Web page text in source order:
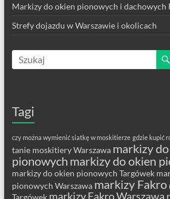
Markizy do okien pionowych i dachowych
Strefy dojazdu w Warszawie i okolicach
Tagi
czy można wymienić siatkę w moskitierze gdzie kupić
tanie moskitiery Warszawa markizy
pionowych markizy do okien
markizy do okien pionowych Targówek
pionowych Warszawa markizy Fakro
Targówek markizy Fakro Warszawa